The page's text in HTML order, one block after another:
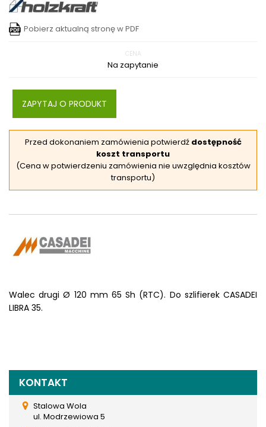
Pobierz aktualną stronę w PDF
CENA
Na zapytanie
ZAPYTAJ O PRODUKT
Przed dokonaniem zamówienia potwierdź dostępność
koszt transportu
(Cena w potwierdzeniu zamówienia nie uwzględnia kosztów
transportu)
Walec drugi Ø 120 mm 65 Sh (RTC). Do szlifierek CASADEI
LIBRA 35.
KONTAKT
Stalowa Wola
ul. Modrzewiowa 5